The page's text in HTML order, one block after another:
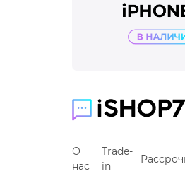
О
нас
Trade-
in